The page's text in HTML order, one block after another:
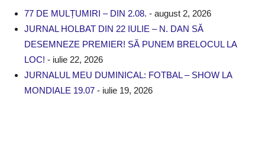
77 DE MULȚUMIRI – DIN 2.08. - august 2, 2026
JURNAL HOLBAT DIN 22 IULIE – N. DAN SĂ
DESEMNEZE PREMIER! SĂ PUNEM BRELOCUL LA
LOC! - iulie 22, 2026
JURNALUL MEU DUMINICAL: FOTBAL – SHOW LA
MONDIALE 19.07 - iulie 19, 2026